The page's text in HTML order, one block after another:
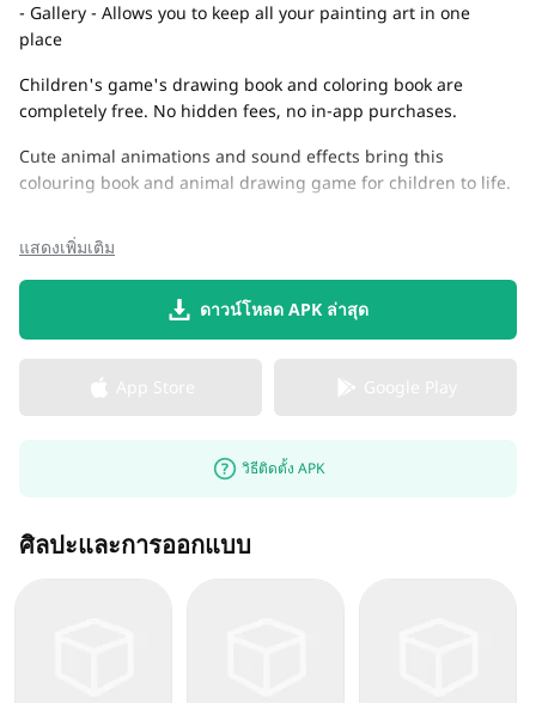
- Gallery - Allows you to keep all your painting art in one
place
Children's game's drawing book and coloring book are
completely free. No hidden fees, no in-app purchases.
Cute animal animations and sound effects bring this
colouring book and animal drawing game for children to life.
แสดงเพิ่มเติม
ดาวน์โหลด APK ล่าสุด
วิธีติดตั้ง APK
ศิลปะและการออกแบบ